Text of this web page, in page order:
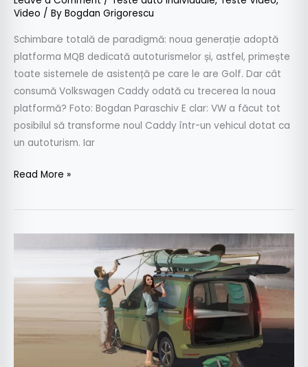
Video / By Bogdan Grigorescu
Schimbare totală de paradigmă: noua generație adoptă
platforma MQB dedicată autoturismelor și, astfel, primește
toate sistemele de asistență pe care le are Golf. Dar cât
consumă Volkswagen Caddy odată cu trecerea la noua
platformă? Foto: Bogdan Paraschiv E clar: VW a făcut tot
posibilul să transforme noul Caddy într-un vehicul dotat ca
un autoturism. Iar
Read More »
Camper:
Caddy